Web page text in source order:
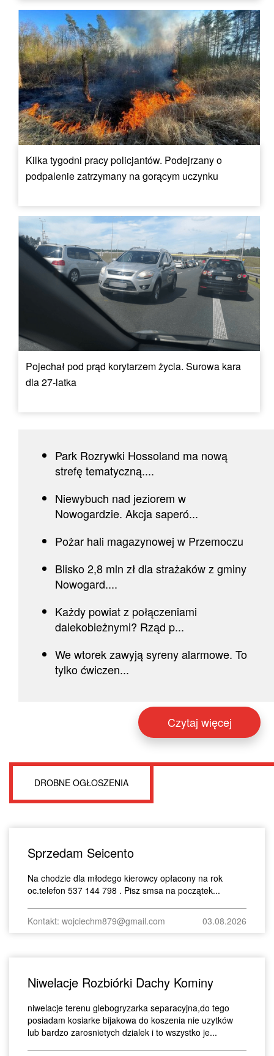
Kilka tygodni pracy policjantów. Podejrzany o
podpalenie zatrzymany na gorącym uczynku
Pojechał pod prąd korytarzem życia. Surowa kara
dla 27-latka
Park Rozrywki Hossoland ma nową
strefę tematyczną....
Niewybuch nad jeziorem w
Nowogardzie. Akcja saperó...
Pożar hali magazynowej w Przemoczu
Blisko 2,8 mln zł dla strażaków z gminy
Nowogard....
Każdy powiat z połączeniami
dalekobieżnymi? Rząd p...
We wtorek zawyją syreny alarmowe. To
tylko ćwiczen...
Czytaj więcej
DROBNE OGŁOSZENIA
Sprzedam Seicento
Na chodzie dla młodego kierowcy opłacony na rok
oc.telefon 537 144 798 . Pisz smsa na początek...
Kontakt: wojciechm879@gmail.com 03.08.2026
Niwelacje Rozbiórki Dachy Kominy
niwelacje terenu glebogryzarka separacyjna,do tego
posiadam kosiarke bijakowa do koszenia nie uzytków
lub bardzo zarosnietych dzialek i to wszystko je...